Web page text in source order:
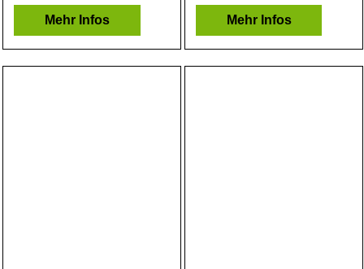
Mehr Infos Mehr Infos